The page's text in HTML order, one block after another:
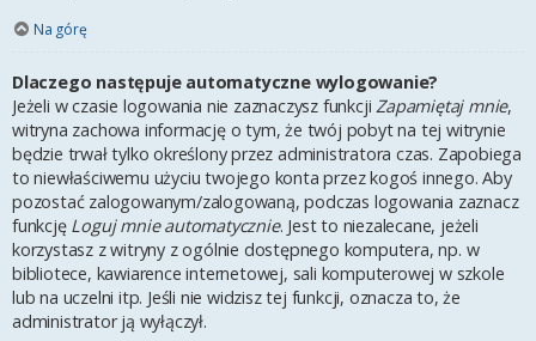
Na górę
Dlaczego następuje automatyczne wylogowanie?
Jeżeli w czasie logowania nie zaznaczysz funkcjiZapamiętaj mnie,
witryna zachowa informację o tym, że twój pobyt na tej witrynie
będzie trwał tylko określony przez administratora czas. Zapobiega
to niewłaściwemu użyciu twojego konta przez kogoś innego. Aby
pozostać zalogowanym/zalogowaną, podczas logowania zaznacz
funkcję Loguj mnie automatycznie. Jest to niezalecane, jeżeli
korzystasz z witryny z ogólnie dostępnego komputera, np. w
bibliotece, kawiarence internetowej, sali komputerowej w szkole
lub na uczelni itp. Jeśli nie widzisz tej funkcji, oznacza to, że
administrator ją wyłączył.